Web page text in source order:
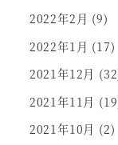
2022年2月 (9)
2022年1月 (17)
2021年12月
2021年11月
2021年10月 (2)